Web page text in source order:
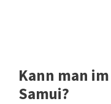
Kann man
Samui?